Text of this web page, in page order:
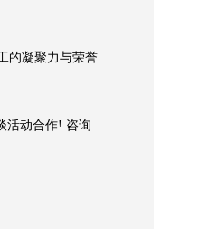
的凝聚力与荣誉
活动合作! 咨询